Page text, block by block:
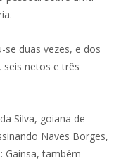
duas vezes, e dos
seis netos e três
Silva, goiana de
Naves Borges,
Gainsa, também